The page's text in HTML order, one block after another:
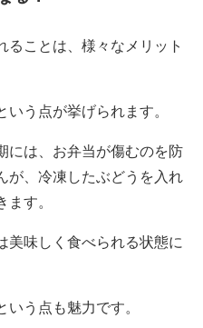
ることは、様々なメリット
いう点が挙げられます。
には、お弁当が傷むのを防
が、冷凍したぶどうを入れ
ます。
美味しく食べられる状態に
う点も魅力です。